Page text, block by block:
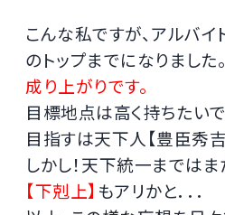
こんな私ですが、アルバ
のトップまでになりました。
成り上がりです。
目標地点は高く持ちたいで
目指すは天下人【豊臣秀吉
しかし！天下統一まではま
【下剋上】 もアリかと．．．